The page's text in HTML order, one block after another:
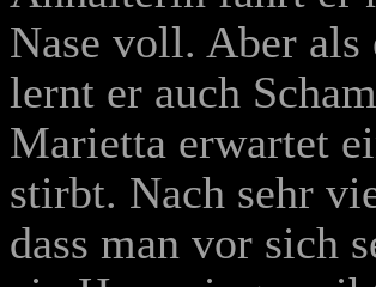
Nase voll. Aber
lernt er auch
Marietta erwartet
stirbt. Nach sehr
dass man vor sich